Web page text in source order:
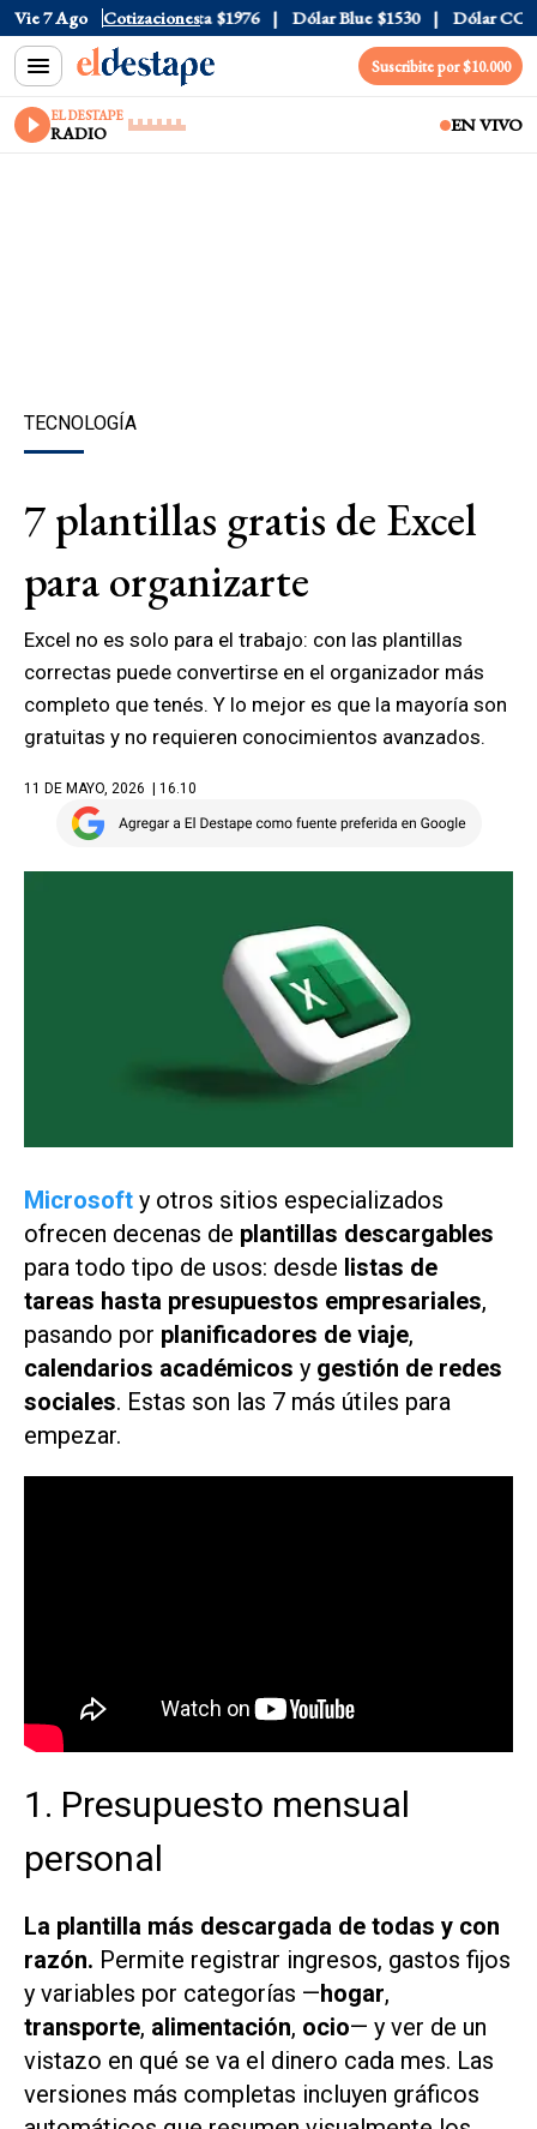
Vie 7 Ago Cotizaciones
$1520 Dólar Tarjeta $1976 Dólar Blue $1530 Dólar CCL
Suscribite por $10.000
EL DESTAPE
RADIO EN VIVO
TECNOLOGÍA
7 plantillas gratis de Excel
para organizarte
Excel no es solo para el trabajo: con las plantillas
correctas puede convertirse en el organizador más
completo que tenés. Y lo mejor es que la mayoría son
gratuitas y no requieren conocimientos avanzados.
11 DE MAYO, 2026 | 16.10
Microsoft y otros sitios especializados
ofrecen decenas de plantillas descargables
para todo tipo de usos: desde listas de
tareas hasta presupuestos empresariales,
pasando por planificadores de viaje,
calendarios académicos y gestión de redes
sociales. Estas son las 7 más útiles para
empezar.
1. Presupuesto mensual
personal
La plantilla más descargada de todas y con
razón. Permite registrar ingresos, gastos fijos
y variables por categorías —hogar,
transporte, alimentación, ocio— y ver de un
vistazo en qué se va el dinero cada mes. Las
versiones más completas incluyen gráficos